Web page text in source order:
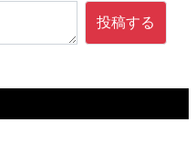
投稿する